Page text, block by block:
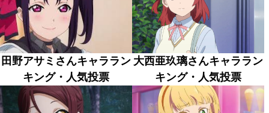
田野アサミさんキャララン
キング・人気投票
大西亜玖璃さんキャララン
キング・人気投票